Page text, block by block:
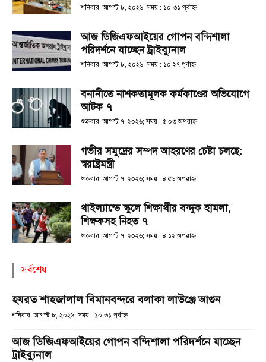
শনিবার, আগস্ট ৮, ২০২৬; সময় : ১০:৩১ পূর্বাহ্ণ
আজ ডিজিএফআইয়ের গোপন বন্দিশালা
পরিদর্শনে যাচ্ছেন ট্রাইব্যুনাল
শনিবার, আগস্ট ৮, ২০২৬; সময় : ১০:২৭ পূর্বাহ্ণ
বনানীতে নাশকতামূলক কর্মকাণ্ডের অভিযোগে
আটক ৭
শুক্রবার, আগস্ট ৭, ২০২৬; সময় : ৫:০৩ অপরাহ্ণ
গভীর সমুদ্রের সম্পদ আহরণের চেষ্টা চলছে:
স্বরাষ্ট্রমন্ত্রী
শুক্রবার, আগস্ট ৭, ২০২৬; সময় : ৪:৫৬ অপরাহ্ণ
থাইল্যান্ডে স্কুলে শিক্ষার্থীর বন্দুক হামলা,
শিক্ষকসহ নিহত ৭
শুক্রবার, আগস্ট ৭, ২০২৬; সময় : ৪:১২ অপরাহ্ণ
সর্বশেষ
হযরত শাহজালাল বিমানবন্দরে বলাকা লাউঞ্জে আগুন
শনিবার, আগস্ট ৮, ২০২৬; সময় : ১০:৩১ পূর্বাহ্ণ
আজ ডিজিএফআইয়ের গোপন বন্দিশালা পরিদর্শনে যাচ্ছেন
ট্রাইব্যুনাল